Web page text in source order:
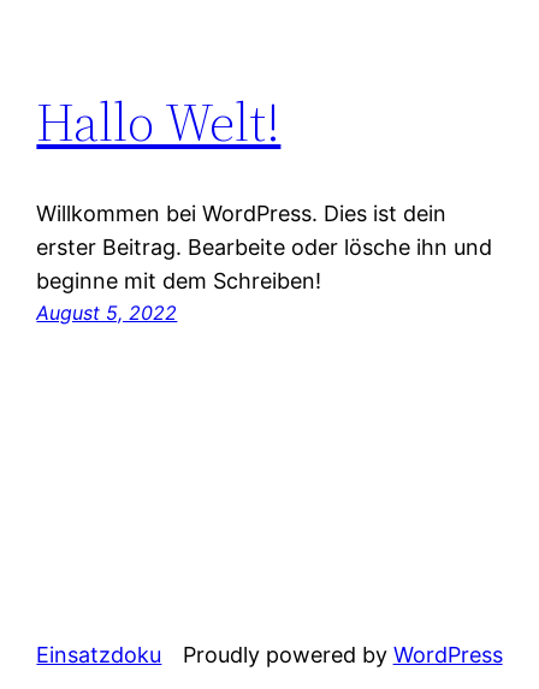
Hallo Welt!
Willkommen bei WordPress. Dies ist dein
erster Beitrag. Bearbeite oder lösche ihn und
beginne mit dem Schreiben!
August 5, 2022
Einsatzdoku Proudly powered by WordPress